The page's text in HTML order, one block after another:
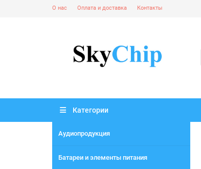
О нас Оплата и доставка Контакты
Категории
Аудиопродукция
Батареи и элементы питания